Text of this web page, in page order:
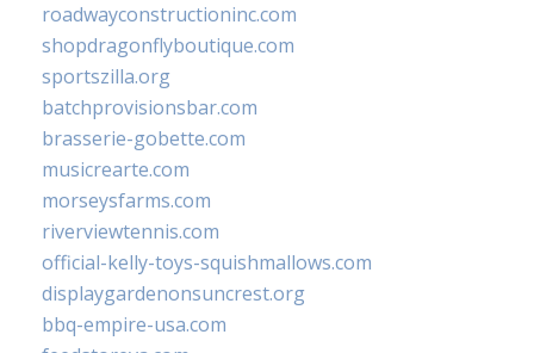
roadwayconstructioninc.com
shopdragonflyboutique.com
sportszilla.org
batchprovisionsbar.com
brasserie-gobette.com
musicrearte.com
morseysfarms.com
riverviewtennis.com
official-kelly-toys-squishmallows.com
displaygardenonsuncrest.org
bbq-empire-usa.com